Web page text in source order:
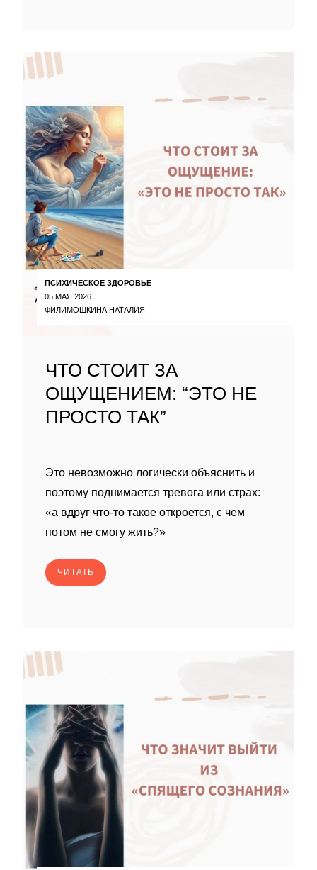
ПСИХИЧЕСКОЕ ЗДОРОВЬЕ
05 МАЯ 2026
ФИЛИМОШКИНА НАТАЛИЯ
ЧТО СТОИТ ЗА
ОЩУЩЕНИЕМ: “ЭТО НЕ
ПРОСТО ТАК”
Это невозможно логически объяснить и
поэтому поднимается тревога или страх:
«а вдруг что-то такое откроется, с чем
потом не смогу жить?»
ЧИТАТЬ